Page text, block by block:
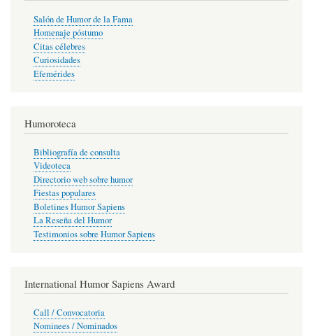
Salón de Humor de la Fama
Homenaje póstumo
Citas célebres
Curiosidades
Efemérides
Humoroteca
Bibliografía de consulta
Videoteca
Directorio web sobre humor
Fiestas populares
Boletines Humor Sapiens
La Reseña del Humor
Testimonios sobre Humor Sapiens
International Humor Sapiens Award
Call / Convocatoria
Nominees / Nominados